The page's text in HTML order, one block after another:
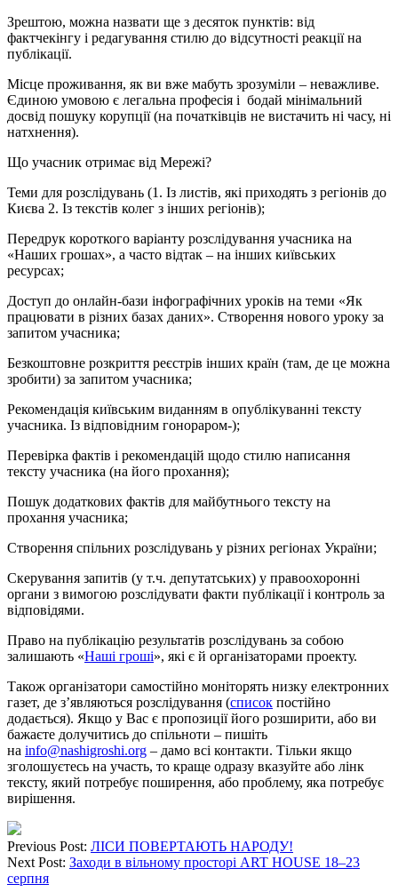
Зрештою, можна назвати ще з десяток пунктів: від
фактчекінгу і редагування стилю до відсутності реакції на
публікації.
Місце проживання, як ви вже мабуть зрозуміли – неважливе.
Єдиною умовою є легальна професія і бодай мінімальний
досвід пошуку корупції (на початківців не вистачить ні часу, ні
натхнення).
Що учасник отримає від Мережі?
Теми для розслідувань (1. Із листів, які приходять з регіонів до
Києва 2. Із текстів колег з інших регіонів);
Передрук короткого варіанту розслідування учасника на
«Наших грошах», а часто відтак – на інших київських
ресурсах;
Доступ до онлайн-бази інфографічних уроків на теми «Як
працювати в різних базах даних». Створення нового уроку за
запитом учасника;
Безкоштовне розкриття реєстрів інших країн (там, де це можна
зробити) за запитом учасника;
Рекомендація київським виданням в опублікуванні тексту
учасника. Із відповідним гонораром-);
Перевірка фактів і рекомендацій щодо стилю написання
тексту учасника (на його прохання);
Пошук додаткових фактів для майбутнього тексту на
прохання учасника;
Створення спільних розслідувань у різних регіонах України;
Скерування запитів (у т.ч. депутатських) у правоохоронні
органи з вимогою розслідувати факти публікації і контроль за
відповідями.
Право на публікацію результатів розслідувань за собою
залишають «Наші гроші», які є й організаторами проекту.
Також організатори самостійно моніторять низку електронних
газет, де з’являються розслідування (список постійно
додається). Якщо у Вас є пропозиції його розширити, або ви
бажаєте долучитись до спільноти – пишіть
на info@nashigroshi.org – дамо всі контакти. Тільки якщо
зголошуєтесь на участь, то краще одразу вказуйте або лінк
тексту, який потребує поширення, або проблему, яка потребує
вирішення.
Previous Post: ЛІСИ ПОВЕРТАЮТЬ НАРОДУ!
Next Post: Заходи в вільному просторі ART HOUSE 18–23
серпня